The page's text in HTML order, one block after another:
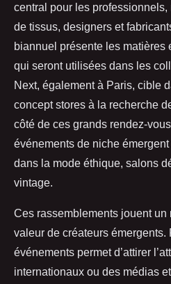
central pour les
de tissus, designers et
biannuel présente les matières
qui seront utilisées dans les
Next, également à Paris, cible
concept stores à la recherche
côté de ces grands rendez-
événements de niche
dans la mode éthique, salons
vintage.
Ces rassemblements jouent
valeur de créateurs émergents.
événements permet d’attirer
internationaux ou des médias